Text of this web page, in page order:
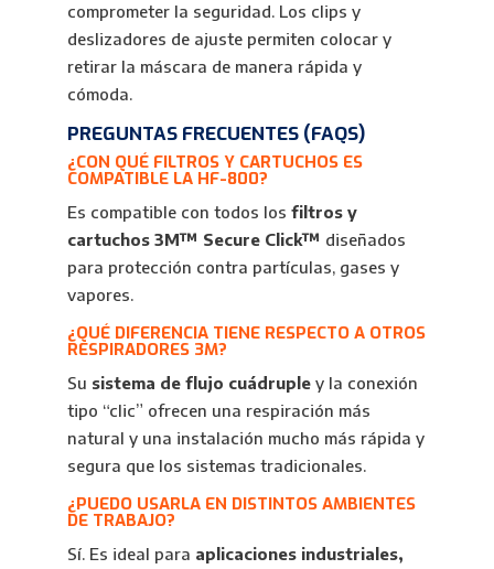
comprometer la seguridad. Los clips y
deslizadores de ajuste permiten colocar y
retirar la máscara de manera rápida y
cómoda.
PREGUNTAS FRECUENTES (FAQS)
¿CON QUÉ FILTROS Y CARTUCHOS ES
COMPATIBLE LA HF-800?
Es compatible con todos los filtros y
cartuchos 3M™ Secure Click™ diseñados
para protección contra partículas, gases y
vapores.
¿QUÉ DIFERENCIA TIENE RESPECTO A OTROS
RESPIRADORES 3M?
Su sistema de flujo cuádrupley la conexión
tipo “clic” ofrecen una respiración más
natural y una instalación mucho más rápida y
segura que los sistemas tradicionales.
¿PUEDO USARLA EN DISTINTOS AMBIENTES
DE TRABAJO?
Sí. Es ideal para aplicaciones industriales,